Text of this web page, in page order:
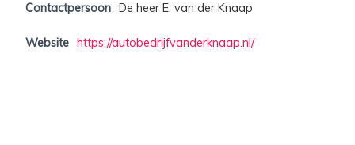
Contactpersoon De heer E. van der Knaap
Website https://autobedrijfvanderknaap.nl/